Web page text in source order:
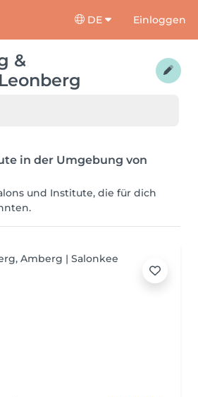
DE Einloggen
&
Leonberg
in der Umgebung von
und Institute, die für dich